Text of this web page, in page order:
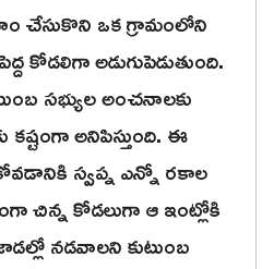
చేసుకొని ఒక గ్రామంలోని
కోడలిగా అడుగుపెడుతుంది.
సభ్యుల అంచనాలకు
అనిపిస్తుంది. ఈ
స్వప్న ఎన్నో రకాల
చిన్న కోడలుగా ఆ ఇంట్లోకి
నడవాలని కుటుంబ